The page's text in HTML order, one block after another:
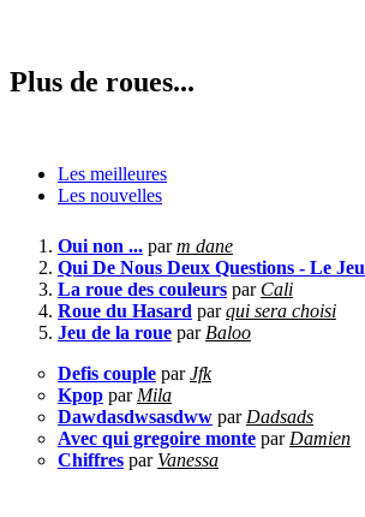
Plus de roues...
Les meilleures
Les nouvelles
Oui non ... parm dane
Qui De Nous Deux Questions - Le Jeu
La roue des couleurs par Cali
Roue du Hasard parqui sera choisi
Jeu de la roue par Baloo
Defis couple parJfk
Kpop par Mila
Dawdasdwsasdww par Dadsads
Avec qui gregoire monte par Damien
Chiffres par Vanessa